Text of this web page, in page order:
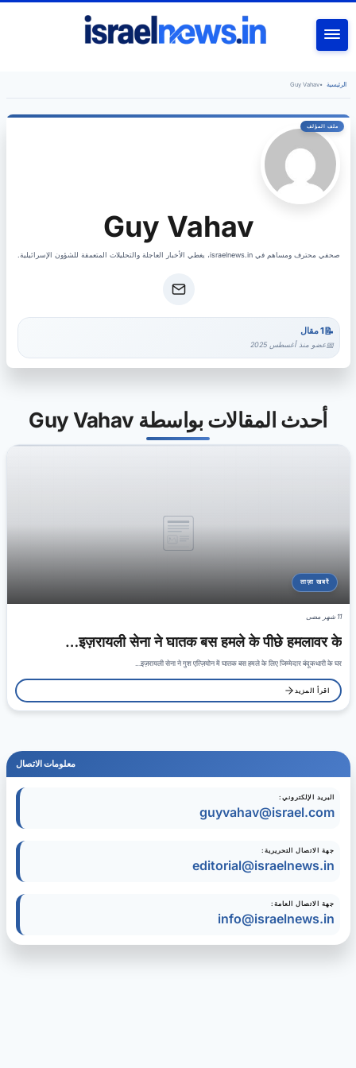
الرئيسية •
Guy Vahav
Guy Vahav
صحفي محترف ومساهم في israelnews.in، يغطي الأخبار العاجلة والتحليلات المتعمقة للشؤون الإسرائيلية.
1 مقال
عضو منذ أغسطس 2025
أحدث المقالات بواسطة Guy Vahav
ताज़ा खबरें
11 شهر مضى
इज़रायली सेना ने घातक बस हमले के पीछे हमलावर के…
इज़रायली सेना ने गुश एत्ज़ियोन में घातक बस हमले के लिए जिम्मेदार बंदूकधारी के घर…
اقرأ المزيد
معلومات الاتصال
البريد الإلكتروني:
guyvahav@israel.com
جهة الاتصال التحريرية:
editorial@israelnews.in
جهة الاتصال العامة:
info@israelnews.in